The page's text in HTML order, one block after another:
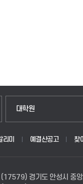
대학원
일반대학원
산업대학원
리미 예결산공고 찾
경기도 안성시 중